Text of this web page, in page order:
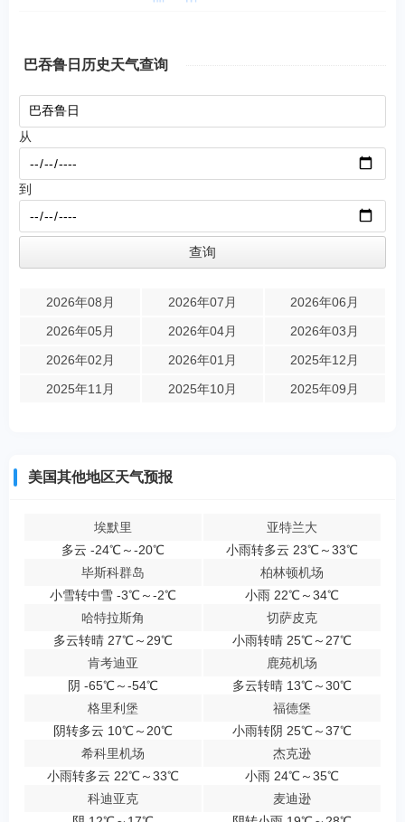
巴吞鲁日历史天气查询
从
到
2026年08月 2026年07月
2026年06月
2026年05月
2026年04月
2026年03月
2026年02月
2026年01月
2025年12月
2025年11月
2025年10月 2025年09月
美国其他地区天气预报
埃默里
多云 -24℃～-20℃
亚特兰大
小雨转多云 23℃～33℃
毕斯科群岛
小雪转中雪 -3℃～-2℃
柏林顿机场
小雨 22℃～34℃
哈特拉斯角
多云转晴 27℃～29℃
切萨皮克
小雨转晴 25℃～27℃
肯考迪亚
阴 -65℃～-54℃
鹿苑机场
多云转晴 13℃～30℃
格里利堡
阴转多云 10℃～20℃
福德堡
小雨转阴 25℃～37℃
希科里机场
小雨转多云 22℃～33℃
杰克逊
小雨 24℃～35℃
科迪亚克
麦迪逊